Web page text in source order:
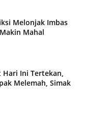
Melonjak Imbas
Mahal
Hari Ini Tertekan,
Melemah, Simak